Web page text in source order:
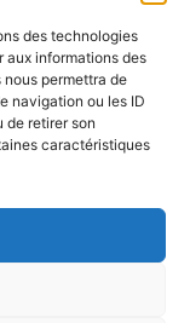
des technologies
informations des
permettra de
navigation ou les ID
de retirer son
caractéristiques